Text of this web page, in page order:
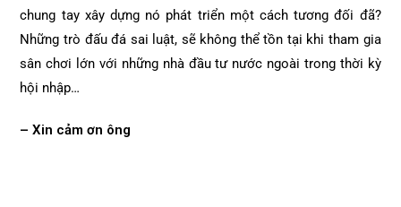
chung tay xây dựng nó phát triển một cách tương đối đã?
Những trò đấu đá sai luật, sẽ không thể tồn tại khi tham gia
sân chơi lớn với những nhà đầu tư nước ngoài trong thời kỳ
hội nhập…
– Xin cảm ơn ông